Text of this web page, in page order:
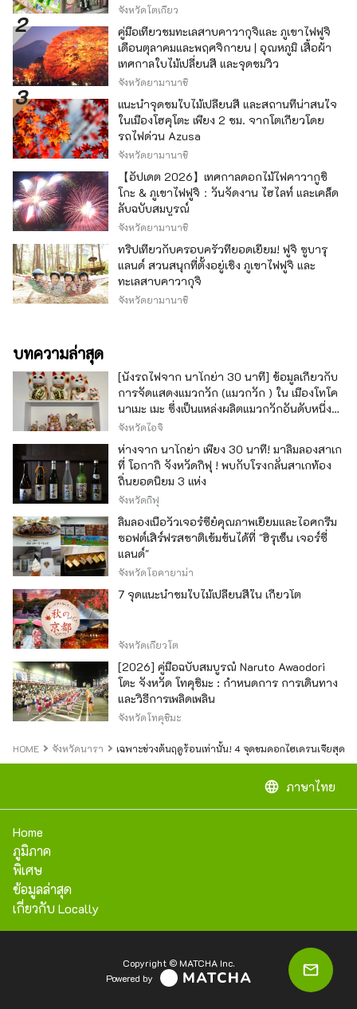
จังหวัดโตเกียว
คู่มือเที่ยวชมทะเลสาบคาวากุจิและ ภูเขาไฟฟูจิ
เดือนตุลาคมและพฤศจิกายน | อุณหภูมิ เสื้อผ้า
เทศกาลใบไม้เปลี่ยนสี และจุดชมวิว
จังหวัดยามานาชิ
แนะนำจุดชมใบไม้เปลี่ยนสี และสถานที่น่าสนใจ
ในเมืองโฮคุโตะ เพียง 2 ชม. จากโตเกียวโดย
รถไฟด่วน Azusa
จังหวัดยามานาชิ
【อัปเดต 2026】เทศกาลดอกไม้ไฟคาวากูชิ
โกะ & ภูเขาไฟฟูจิ：วันจัดงาน ไฮไลท์ และเคล็ด
ลับฉบับสมบูรณ์
จังหวัดยามานาชิ
ทริปเที่ยวกับครอบครัวที่ยอดเยี่ยม! ฟูจิ ซูบารุ
แลนด์ สวนสนุกที่ตั้งอยู่เชิง ภูเขาไฟฟูจิ และ
ทะเลสาบคาวากุจิ
จังหวัดยามานาชิ
บทความล่าสุด
[นั่งรถไฟจาก นาโกย่า 30 นาที] ข้อมูลเกี่ยวกับ
การจัดแสดงแมวกวัก (แมวกวัก ) ใน เมืองโทโค
นาเมะ เมะ ซึ่งเป็นแหล่งผลิตแมวกวักอันดับหนึ่ง
ของญี่ปุ่น
จังหวัดไอจิ
ห่างจาก นาโกย่า เพียง 30 นาที! มาลิ้มลองสาเก
ที่ โอกากิ จังหวัดกิฟุ ! พบกับโรงกลั่นสาเกท้อง
ถิ่นยอดนิยม 3 แห่ง
จังหวัดกิฟุ
ลิ้มลองเนื้อวัวเจอร์ซีย์คุณภาพเยี่ยมและไอศกรีม
ซอฟต์เสิร์ฟรสชาติเข้มข้นได้ที่ "ฮิรุเซ็น เจอร์ซี่
แลนด์"
จังหวัดโอคายาม่า
7 จุดแนะนำชมใบไม้เปลี่ยนสีใน เกียวโต
จังหวัดเกียวโต
[2026] คู่มือฉบับสมบูรณ์ Naruto Awaodori
โตะ จังหวัด โทคุชิมะ : กำหนดการ การเดินทาง
และวิธีการเพลิดเพลิน
จังหวัดโทคุชิมะ
HOME จังหวัดนารา เฉพาะช่วงต้นฤดูร้อนเท่านั้น! 4 จุดชมดอกไฮเดรนเจียสุด
language ภาษาไทย
Home
ภูมิภาค
พิเศษ
ข้อมูลล่าสุด
เกี่ยวกับ Locally
Copyright © MATCHA Inc.
Powered by